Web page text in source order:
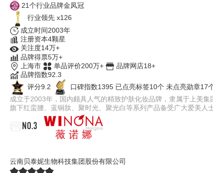
21个行业品牌金凤冠
行业领先 x126
成立时间2003年
注册资本4颗星
关注度14万+
品牌得票5万+
上海市
单品评价200万+
品牌网店18+
品牌指数92.3
评分9.2
口碑指数1395 已点亮标签10个 未点亮勋章17
成立于2003年，国内颇具人气的精致护肤化妆品牌，隶属于上美
旗下红蛮腰、蓝铜肽、聚时光、聚光白等系列产品备受广大爱美人
NO.3
云南贝泰妮生物科技集团股份有限公司